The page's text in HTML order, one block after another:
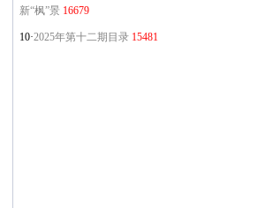
新“枫”景 16679
10·2025年第十二期目录 15481